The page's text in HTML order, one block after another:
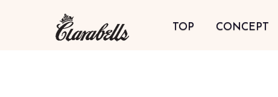
TOP CONCEPT